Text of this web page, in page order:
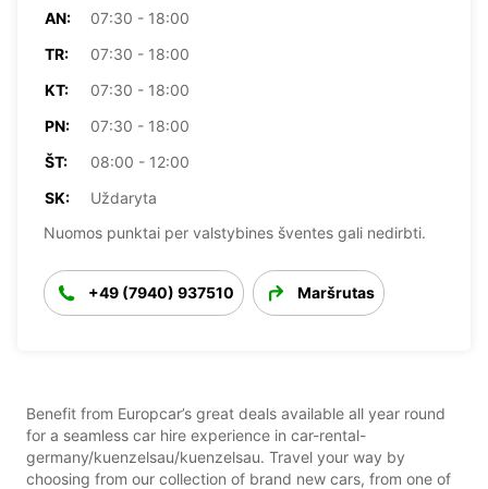
AN:
07:30 - 18:00
TR:
07:30 - 18:00
KT:
07:30 - 18:00
PN:
07:30 - 18:00
ŠT:
08:00 - 12:00
SK:
Uždaryta
Nuomos punktai per valstybines šventes gali nedirbti.
+49 (7940) 937510 Maršrutas
Benefit from Europcar’s great deals available all year round
for a seamless car hire experience in car-rental-
germany/kuenzelsau/kuenzelsau. Travel your way by
choosing from our collection of brand new cars, from one of